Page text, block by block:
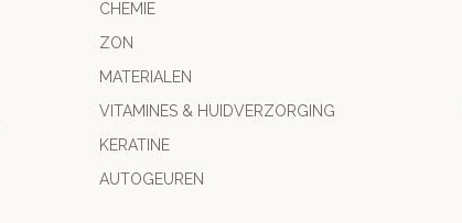
CHEMIE
ZON
MATERIALEN
VITAMINES & HUIDVERZORGING
KERATINE
AUTOGEUREN